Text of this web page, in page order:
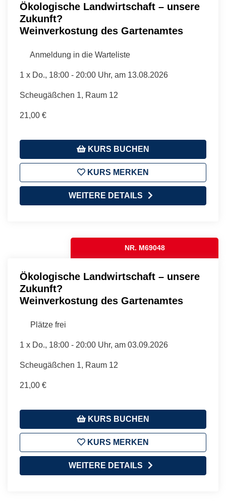
Ökologische Landwirtschaft – unsere
Zukunft?
Weinverkostung des Gartenamtes
Anmeldung in die Warteliste
1 x Do., 18:00 - 20:00 Uhr, am 13.08.2026
Scheugäßchen 1, Raum 12
21,00 €
KURS BUCHEN
KURS MERKEN
WEITERE DETAILS
NR. M69048
Ökologische Landwirtschaft – unsere
Zukunft?
Weinverkostung des Gartenamtes
Plätze frei
1 x Do., 18:00 - 20:00 Uhr, am 03.09.2026
Scheugäßchen 1, Raum 12
21,00 €
KURS BUCHEN
KURS MERKEN
WEITERE DETAILS